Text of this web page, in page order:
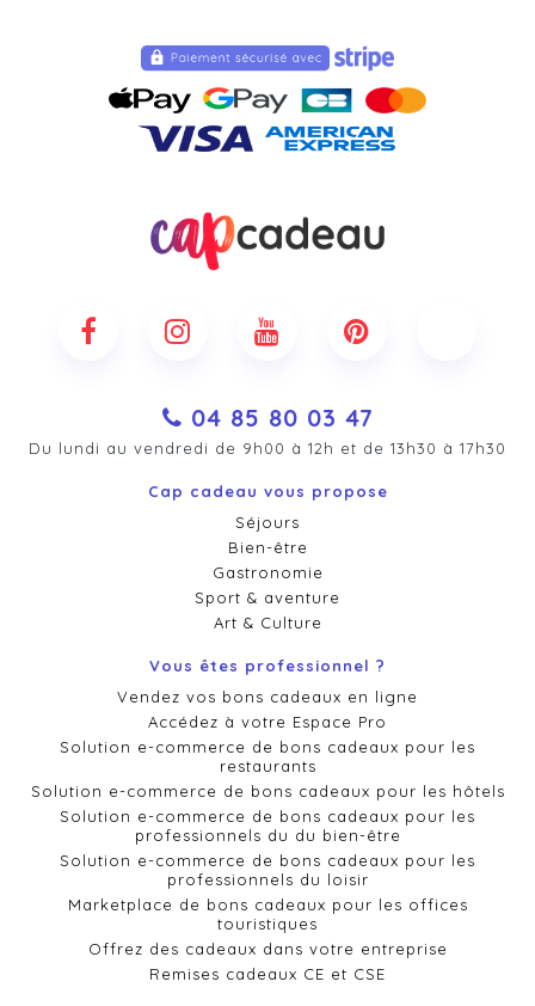
04 85 80 03 47
Du lundi au vendredi de 9h00 à 12h et de 13h30 à 17h30
Cap cadeau vous propose
Séjours
Bien-être
Gastronomie
Sport & aventure
Art & Culture
Vous êtes professionnel ?
Vendez vos bons cadeaux en ligne
Accédez à votre Espace Pro
Solution e-commerce de bons cadeaux pour les
restaurants
Solution e-commerce de bons cadeaux pour les hôtels
Solution e-commerce de bons cadeaux pour les
professionnels du du bien-être
Solution e-commerce de bons cadeaux pour les
professionnels du loisir
Marketplace de bons cadeaux pour les offices
touristiques
Offrez des cadeaux dans votre entreprise
Remises cadeaux CE et CSE